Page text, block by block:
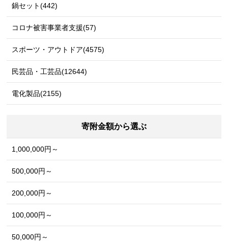
鍋セット(442)
コロナ被害事業者支援(57)
スポーツ・アウトドア(4575)
民芸品・工芸品(12644)
電化製品(2155)
寄附金額から選ぶ
1,000,000円～
500,000円～
200,000円～
100,000円～
50,000円～